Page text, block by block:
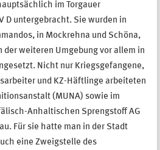
im Torgauer
D untergebracht. Sie wurden in
in Mockrehna und Schöna,
der weiteren Umgebung vor allem in
Nicht nur Kriegsgefangene,
und KZ-Häftlinge arbeiteten
(MUNA) sowie im
Anhaltischen Sprengstoff AG
Für sie hatte man in der Stadt
eine Zweigstelle des